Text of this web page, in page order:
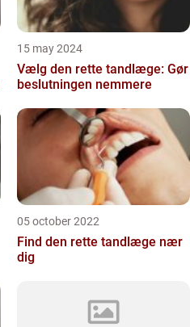
15 may 2024
Vælg den rette tandlæge: Gør
beslutningen nemmere
05 october 2022
Find den rette tandlæge nær
dig